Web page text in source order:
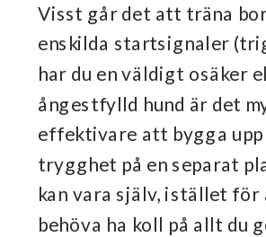
Visst går det att träna
enskilda startsignaler
har du en väldigt osäker
ångestfylld hund är det
effektivare att bygga upp
trygghet på en separat
kan vara själv, istället för
behöva ha koll på allt du